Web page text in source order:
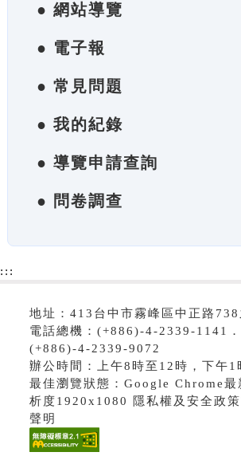
● 網站導覽
● 電子報
● 常見問題
● 我的紀錄
● 導覽申請查詢
● 問卷調查
:::
地址：413台中市霧峰區中正路738
電話總機：(+886)-4-2339-1141．
(+886)-4-2339-9072
辦公時間：上午8時至12時，下午1
最佳瀏覽狀態：Google Chrome
析度1920x1080 隱私權及安全政
聲明